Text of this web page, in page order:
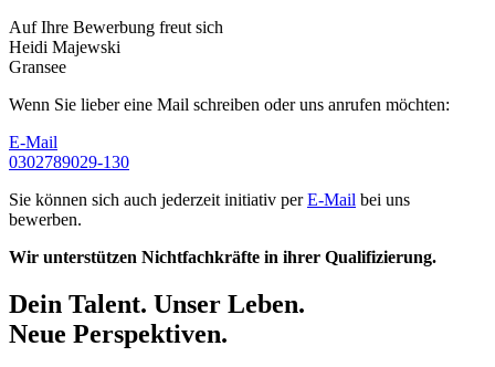
Auf Ihre Bewerbung freut sich
Heidi Majewski
Gransee
Wenn Sie lieber eine Mail schreiben oder uns anrufen möchten:
E-Mail
0302789029-130
Sie können sich auch jederzeit initiativ perE-Mail bei uns
bewerben.
Wir unterstützen Nichtfachkräfte in ihrer Qualifizierung.
Dein Talent. Unser Leben.
Neue Perspektiven.